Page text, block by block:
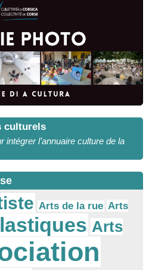
culturels
l’annuaire culture de la
Arts de la rue Arts
Arts